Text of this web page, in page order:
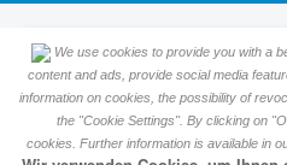
We use cookies to provide you with a
content and ads, provide social media
information on cookies, the possibility of
the "Cookie Settings". By clicking on
cookies. Further information is available in
Okumuş